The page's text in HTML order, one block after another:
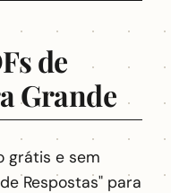
de
Grande
grátis e sem
Respostas" para